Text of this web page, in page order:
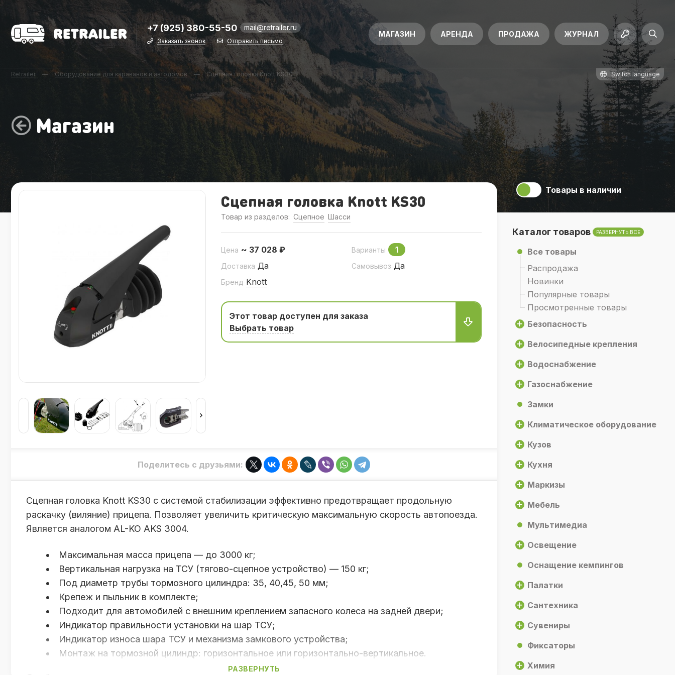
+7 (925) 380-55-50 mail@retrailer.ru
Заказать звонок Отправить письмо
МАГАЗИН АРЕНДА ПРОДАЖА ЖУРНАЛ
Retrailer — Оборудование для караванов и автодомов — Сцепная головка Knott KS30 Switch language
Магазин
Сцепная головка Knott KS30
Товар из разделов: Сцепное Шасси
Цена ~ 37 028 ₽ Варианты 1
Доставка Да Самовывоз Да
Бренд Knott
Этот товар доступен для заказа
Выбрать товар
Поделитесь с друзьями:
РАЗВЕРНУТЬ
Сцепная головка Knott KS30 с системой стабилизации эффективно предотвращает продольную
раскачку (виляние) прицепа. Позволяет увеличить критическую максимальную скорость автопоезда.
Является аналогом AL-KO AKS 3004.
Максимальная масса прицепа — до 3000 кг;
Вертикальная нагрузка на ТСУ (тягово-сцепное устройство) — 150 кг;
Под диаметр трубы тормозного цилиндра: 35, 40,45, 50 мм;
Крепеж и пыльник в комплекте;
Подходит для автомобилей с внешним креплением запасного колеса на задней двери;
Индикатор правильности установки на шар ТСУ;
Индикатор износа шара ТСУ и механизма замкового устройства;
Монтаж на тормозной цилиндр: горизонтальное или горизонтально-вертикальное.
Товары в наличии
Каталог товаров РАЗВЕРНУТЬ ВСЕ
Все товары
Распродажа
Новинки
Популярные товары
Просмотренные товары
Безопасность
Велосипедные крепления
Водоснабжение
Газоснабжение
Замки
Климатическое оборудование
Кузов
Кухня
Маркизы
Мебель
Мультимедиа
Освещение
Оснащение кемпингов
Палатки
Сантехника
Сувениры
Фиксаторы
Химия